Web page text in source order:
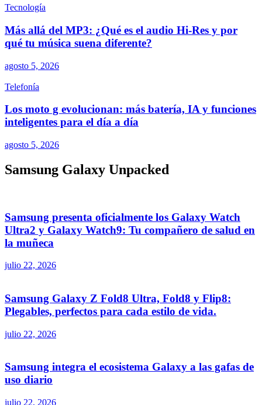
Tecnología
Más allá del MP3: ¿Qué es el audio Hi-Res y por
qué tu música suena diferente?
agosto 5, 2026
Telefonía
Los moto g evolucionan: más batería, IA y funciones
inteligentes para el día a día
agosto 5, 2026
Samsung Galaxy Unpacked
Samsung presenta oficialmente los Galaxy Watch
Ultra2 y Galaxy Watch9: Tu compañero de salud en
la muñeca
julio 22, 2026
Samsung Galaxy Z Fold8 Ultra, Fold8 y Flip8:
Plegables, perfectos para cada estilo de vida.
julio 22, 2026
Samsung integra el ecosistema Galaxy a las gafas de
uso diario
julio 22, 2026